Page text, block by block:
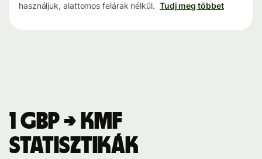
használjuk, alattomos felárak nélkül. Tudj meg többet
1 GBP → KMF
statisztikák